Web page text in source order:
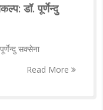
डॉ. पूर्णेन्दु
सक्सेना
Read More